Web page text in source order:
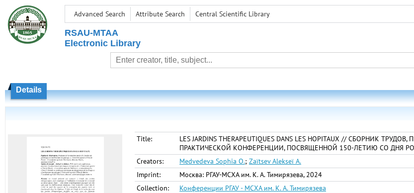
Advanced Search Attribute Search Central Scientific Library
RSAU-MTAA
Electronic Library
Details
Title:
LES JARDINS THERAPEUTIQUES DANS LES HOPITAUX // СБОРНИК
ПРАКТИЧЕСКОЙ КОНФЕРЕНЦИИ, ПОСВЯЩЕННОЙ 150-ЛЕТИЮ СО ДНЯ
Creators:
Medvedeva Sophia O.; Zaïtsev Alekseï A.
Imprint:
Москва: РГАУ-МСХА им. К. А. Тимирязева, 2024
Collection:
Конференции РГАУ - МСХА им. К. А. Тимирязева